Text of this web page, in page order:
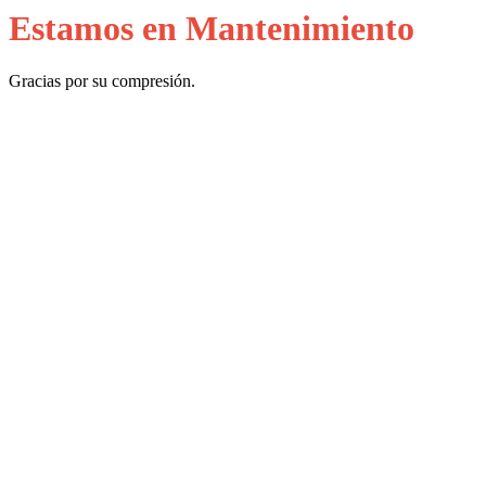
Estamos en Mantenimiento
Gracias por su compresión.